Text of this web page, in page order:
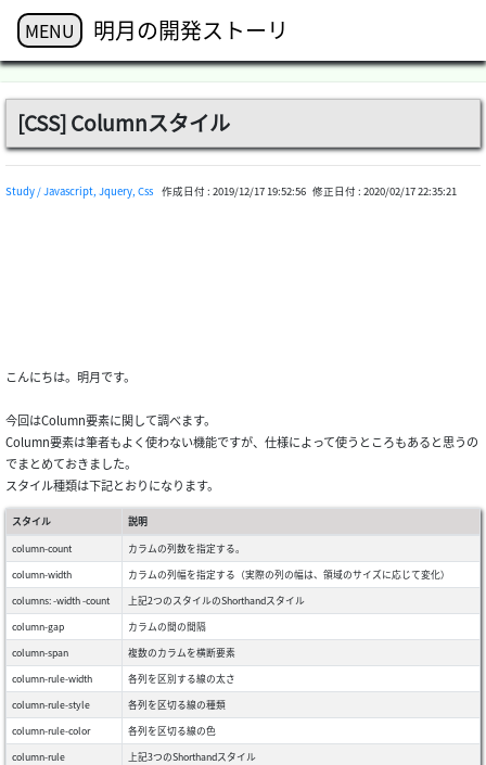
MENU 明月の開発ストーリ
[CSS] Columnスタイル
Study / Javascript, Jquery, Css 作成日付 : 2019/12/17 19:52:56 修正日付 : 2020/02/17 22:35:21
こんにちは。明月です。
今回はColumn要素に関して調べます。
Column要素は筆者もよく使わない機能ですが、仕様によって使うところもあると思うの
でまとめておきました。
スタイル種類は下記とおりになります。
スタイル
説明
column-count
カラムの列数を指定する。
column-width
カラムの列幅を指定する（実際の列の幅は、領域のサイズに応じて変化）
columns: -width -count
上記2つのスタイルのShorthandスタイル
column-gap
カラムの間の間隔
column-span
複数のカラムを横断要素
column-rule-width
各列を区別する線の太さ
column-rule-style
各列を区切る線の種類
column-rule-color
各列を区切る線の色
column-rule
上記3つのShorthandスタイル